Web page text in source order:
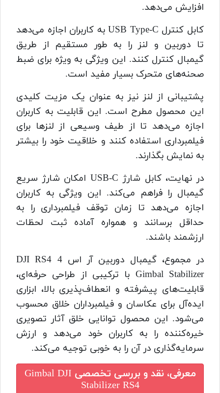
افزایش می‌دهد.
کابل کنترل USB Type-C به کاربران اجازه می‌دهد
تا دوربین و لنز را به طور مستقیم از طریق
گیمبال کنترل کنند. این ویژگی به ویژه برای ضبط
صحنه‌های متحرک بسیار مفید است.
پشتیبانی از لنز نیز به عنوان یک مزیت کلیدی
این محصول مطرح است. این قابلیت به کاربران
اجازه می‌دهد تا از طیف وسیعی از لنزها برای
فیلمبرداری استفاده کنند و خلاقیت خود را بیشتر
به نمایش بگذارند.
در نهایت، کابل شارژ USB-C امکان شارژ سریع
گیمبال را فراهم می‌کند. این ویژگی به کاربران
اجازه می‌دهد تا زمان توقف فیلمبرداری را به
حداقل برسانند و همواره آماده ثبت لحظات
ارزشمند باشند.
در مجموع، گیمبال دوربین آر اس 4 DJI RS4
Gimbal Stabilizer با ترکیبی از طراحی حرفه‌ای،
قابلیت‌های پیشرفته و انعطاف‌پذیری بالا، ابزاری
ایده‌آل برای عکاسان و فیلمبرداران خلاق محسوب
می‌شود. این محصول توانایی خلق آثار تصویری
خیره‌کننده را به کاربران خود می‌دهد و ارزش
سرمایه‌گذاری در آن را به خوبی توجیه می‌کند.
معرفی، نقد و بررسی تخصصی Gimbal DJI
Stabilizer RS4